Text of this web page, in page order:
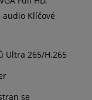
audio Klíčové
Ultra 265/H.265
se